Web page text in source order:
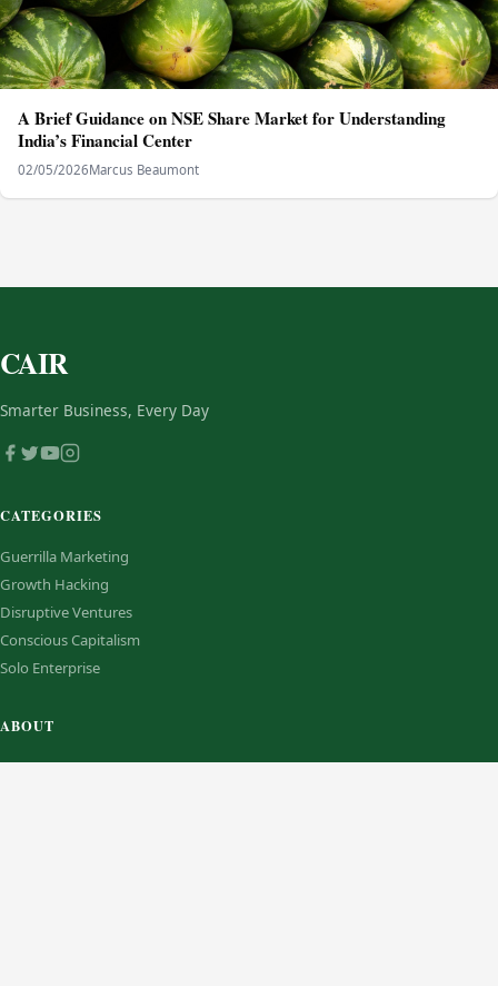
A Brief Guidance on NSE Share Market for Understanding
India’s Financial Center
02/05/2026Marcus Beaumont
CAIR
Smarter Business, Every Day
CATEGORIES
Guerrilla Marketing
Growth Hacking
Disruptive Ventures
Conscious Capitalism
Solo Enterprise
ABOUT
Contact Us